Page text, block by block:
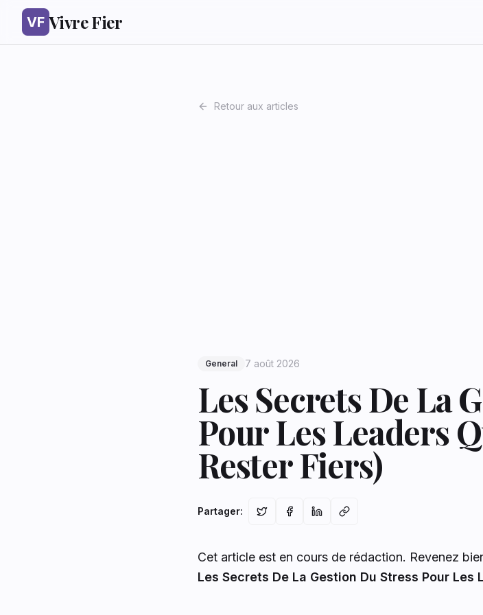
VF Vivre Fier
Retour aux articles
General 7 août 2026
Les Secrets De La
Pour Les Leaders
Rester Fiers)
Partager:
Cet article est en cours de rédaction. Revenez
Les Secrets De La Gestion Du Stress Pour Les